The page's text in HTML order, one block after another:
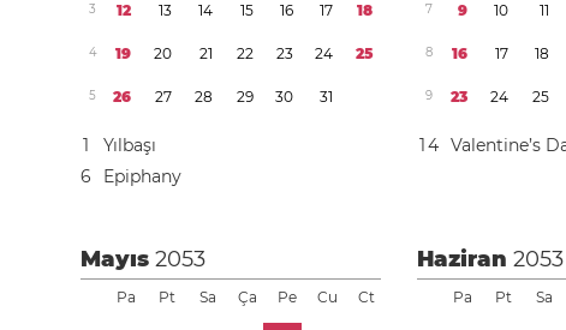
3 12 13 14 15 16 17 18
4 19 20 21 22 23 24 25
5 26 27 28 29 30 31
1
Yılbaşı
6
Epiphany
7 9 10 11
8 16 17 18
9 23 24 25
14 Valentine’s
Mayıs2053
Pa Pt Sa Ça Pe Cu Ct
Haziran2053
Pa Pt Sa